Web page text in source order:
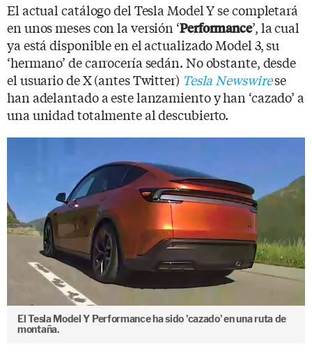
El actual catálogo del Tesla Model Y se completará
en unos meses con la versión ‘Performance’, la cual
ya está disponible en el actualizado Model 3, su
‘hermano’ de carrocería sedán. No obstante, desde
el usuario de X (antes Twitter) Tesla Newswirese
han adelantado a este lanzamiento y han ‘cazado’ a
una unidad totalmente al descubierto.
El Tesla Model Y Performance ha sido 'cazado' en una ruta de
montaña.